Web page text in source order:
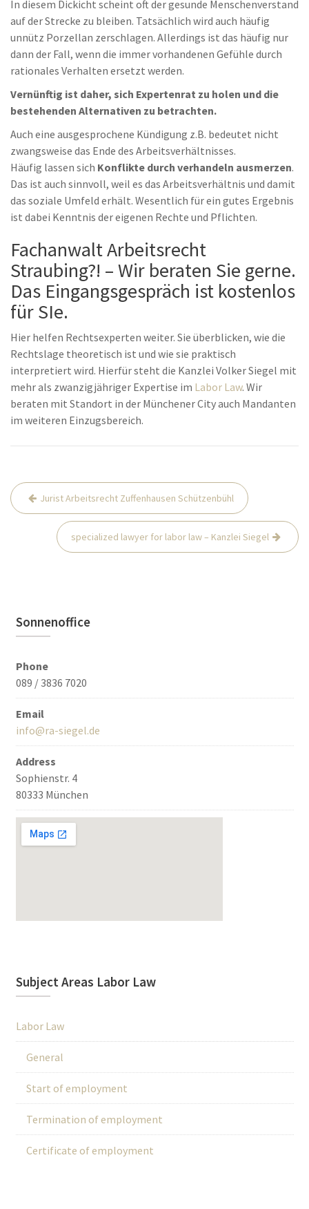
In diesem Dickicht scheint oft der gesunde Menschenverstand
auf der Strecke zu bleiben. Tatsächlich wird auch häufig
unnütz Porzellan zerschlagen. Allerdings ist das häufig nur
dann der Fall, wenn die immer vorhandenen Gefühle durch
rationales Verhalten ersetzt werden.
Vernünftig ist daher, sich Expertenrat zu holen und die
bestehenden Alternativen zu betrachten.
Auch eine ausgesprochene Kündigung z.B. bedeutet nicht
zwangsweise das Ende des Arbeitsverhältnisses.
Häufig lassen sich Konflikte durch verhandeln ausmerzen.
Das ist auch sinnvoll, weil es das Arbeitsverhältnis und damit
das soziale Umfeld erhält. Wesentlich für ein gutes Ergebnis
ist dabei Kenntnis der eigenen Rechte und Pflichten.
Fachanwalt Arbeitsrecht
Straubing?! – Wir beraten Sie gerne.
Das Eingangsgespräch ist kostenlos
für SIe.
Hier helfen Rechtsexperten weiter. Sie überblicken, wie die
Rechtslage theoretisch ist und wie sie praktisch
interpretiert wird. Hierfür steht die Kanzlei Volker Siegel mit
mehr als zwanzigjähriger Expertise im Labor Law. Wir
beraten mit Standort in der Münchener City auch Mandanten
im weiteren Einzugsbereich.
Post
navigation
Jurist Arbeitsrecht Zuffenhausen Schützenbühl
specialized lawyer for labor law – Kanzlei Siegel
Sonnenoffice
Phone
089 / 3836 7020
Email
info@ra-siegel.de
Address
Sophienstr. 4
80333 München
Subject Areas Labor Law
Labor Law
General
Start of employment
Termination of employment
Certificate of employment